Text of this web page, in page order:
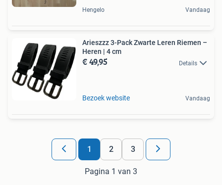
Hengelo Vandaag
Arieszzz 3-Pack Zwarte Leren Riemen –
Heren | 4 cm
€ 49,95 Details
Bezoek website Vandaag
1 2 3
Pagina 1 van 3